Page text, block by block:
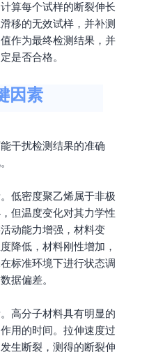
算每个试样的断裂伸长
移的无效试样，并补测
作为最终检测结果，并
是否合格。
因素
干扰检测结果的准确
低密度聚乙烯属于非极
但温度变化对其力学性
动能力增强，材料变
降低，材料刚性增加，
标准环境下进行状态调
据偏差。
高分子材料具有明显的
用的时间。拉伸速度过
生断裂，测得的断裂伸